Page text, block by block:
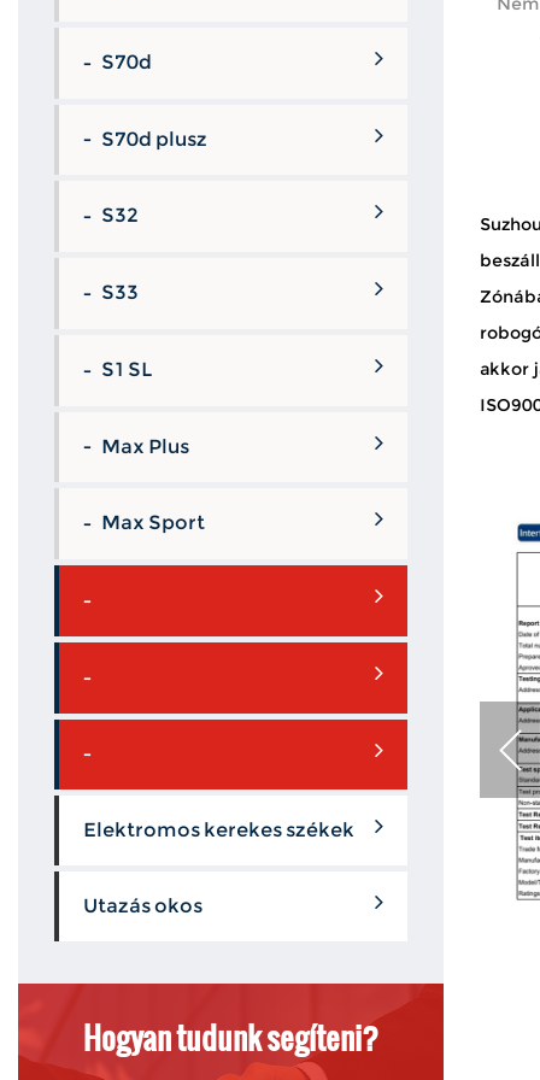
S70d
S70d plusz
S32
S33
S1 SL
Max Plus
Max Sport
Elektromos kerekes székek
Utazás okos
Hogyan tudunk segíteni?
akkor